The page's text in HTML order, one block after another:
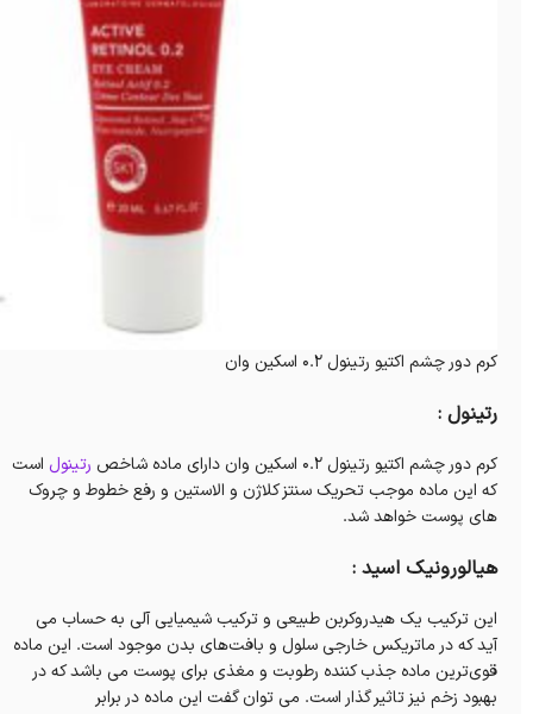
کرم دور چشم اکتیو رتینول 0.2 اسکین وان
رتینول :
کرم دور چشم اکتیو رتینول 0.2 اسکین وان دارای ماده شاخص رتینول است
که این ماده موجب تحریک سنتز کلاژن و الاستین و رفع خطوط و چروک
های پوست خواهد شد.
هیالورونیک اسید :
این ترکیب یک هیدروکربن طبیعی و ترکیب شیمیایی آلی به حساب می
آید که در ماتریکس خارجی سلول و بافت‌های بدن موجود است. این ماده
قوی‌ترین ماده جذب کننده رطوبت و مغذی برای پوست می باشد که در
بهبود زخم نیز تاثیر گذار است. می توان گفت این ماده در برابر